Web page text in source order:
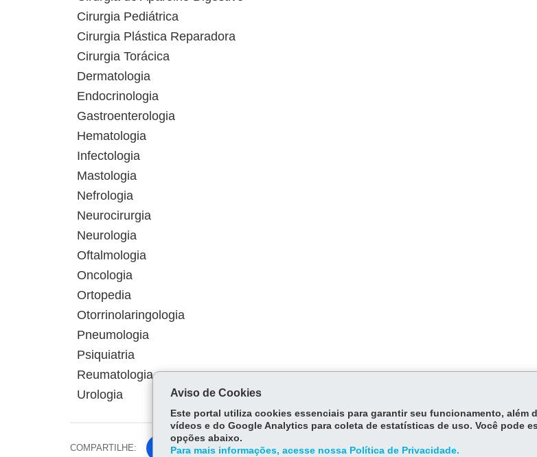
Cirurgia Pediátrica
Cirurgia Plástica Reparadora
Cirurgia Torácica
Dermatologia
Endocrinologia
Gastroenterologia
Hematologia
Infectologia
Mastologia
Nefrologia
Neurocirurgia
Neurologia
Oftalmologia
Oncologia
Ortopedia
Otorrinolaringologia
Pneumologia
Psiquiatria
Reumatologia
Urologia
COMPARTILHE: Fa
Aviso de Cookies
Este portal utiliza cookies essenciais para garantir seu funcionamento, além
vídeos e do Google Analytics para coleta de estatísticas de uso. Você pode
opções abaixo.
Para mais informações, acesse nossa Política de Privacidade.